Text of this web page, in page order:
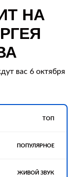
НА
вас 6 октября
ТОП
ПОПУЛЯРНОЕ
ЖИВОЙ ЗВУК